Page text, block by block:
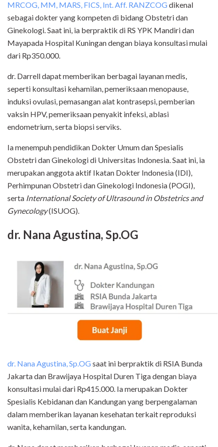
MRCOG, MM, MARS, FICS, Int. Aff. RANZCOGdikenal
sebagai dokter yang kompeten di bidang Obstetri dan
Ginekologi. Saat ini, ia berpraktik di RS YPK Mandiri dan
Mayapada Hospital Kuningan dengan biaya konsultasi mulai
dari Rp350.000.
dr. Darrell dapat memberikan berbagai layanan medis,
seperti konsultasi kehamilan, pemeriksaan menopause,
induksi ovulasi, pemasangan alat kontrasepsi, pemberian
vaksin HPV, pemeriksaan penyakit infeksi, ablasi
endometrium, serta biopsi serviks.
Ia menempuh pendidikan Dokter Umum dan Spesialis
Obstetri dan Ginekologi di Universitas Indonesia. Saat ini, ia
merupakan anggota aktif Ikatan Dokter Indonesia (IDI),
Perhimpunan Obstetri dan Ginekologi Indonesia (POGI),
serta International Society of Ultrasound in Obstetrics and
Gynecology(ISUOG).
dr. Nana Agustina, Sp.OG
dr. Nana Agustina, Sp.OGsaat ini berpraktik di RSIA Bunda
Jakarta dan Brawijaya Hospital Duren Tiga dengan biaya
konsultasi mulai dari Rp415.000. Ia merupakan Dokter
Spesialis Kebidanan dan Kandungan yang berpengalaman
dalam memberikan layanan kesehatan terkait reproduksi
wanita, kehamilan, serta kandungan.